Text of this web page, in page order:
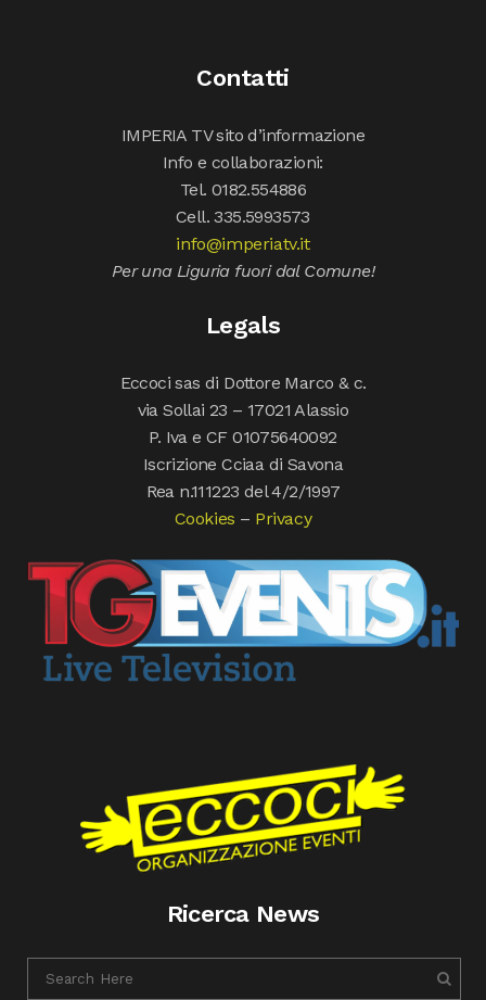
Contatti
IMPERIA TV sito d’informazione
Info e collaborazioni:
Tel. 0182.554886
Cell. 335.5993573
info@imperiatv.it
Per una Liguria fuori dal Comune!
Legals
Eccoci sas di Dottore Marco & c.
via Sollai 23 – 17021 Alassio
P. Iva e CF 01075640092
Iscrizione Cciaa di Savona
Rea n.111223 del 4/2/1997
Cookies – Privacy
Ricerca News